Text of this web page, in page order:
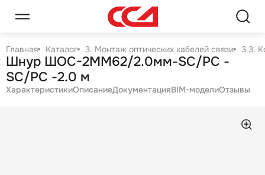
Главная Каталог 3. Монтаж оптических кабелей связи 3.3.
Шнур ШОС-2MM62/2.0мм-SC/PC -
SC/PC -2.0 м
ХарактеристикиОписаниеДокументацияBIM-моделиОтзывы